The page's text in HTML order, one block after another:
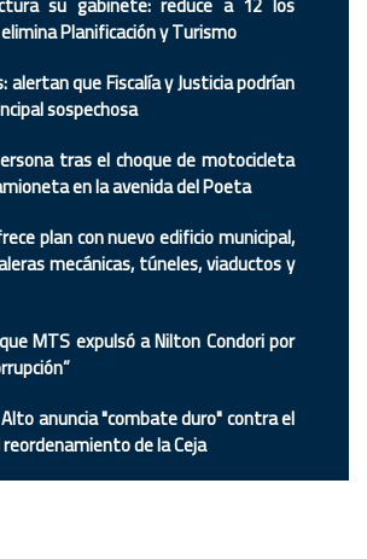
Planificación y Turismo
alertan que Fiscalía y Justicia podrían
sospechosa
tras el choque de motocicleta
en la avenida del Poeta
plan con nuevo edificio municipal,
mecánicas, túneles, viaductos y
MTS expulsó a Nilton Condori por
anuncia "combate duro" contra el
de la Ceja